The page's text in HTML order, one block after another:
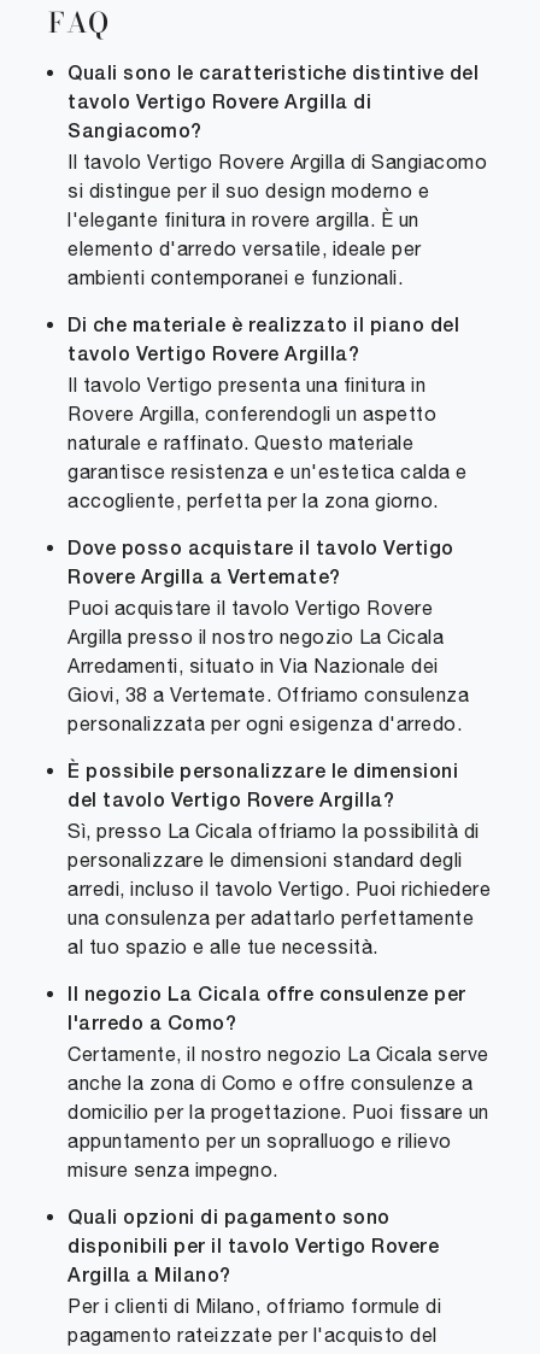
FAQ
Quali sono le caratteristiche distintive del
tavolo Vertigo Rovere Argilla di
Sangiacomo?
Il tavolo Vertigo Rovere Argilla di Sangiacomo
si distingue per il suo design moderno e
l'elegante finitura in rovere argilla. È un
elemento d'arredo versatile, ideale per
ambienti contemporanei e funzionali.
Di che materiale è realizzato il piano del
tavolo Vertigo Rovere Argilla?
Il tavolo Vertigo presenta una finitura in
Rovere Argilla, conferendogli un aspetto
naturale e raffinato. Questo materiale
garantisce resistenza e un'estetica calda e
accogliente, perfetta per la zona giorno.
Dove posso acquistare il tavolo Vertigo
Rovere Argilla a Vertemate?
Puoi acquistare il tavolo Vertigo Rovere
Argilla presso il nostro negozio La Cicala
Arredamenti, situato in Via Nazionale dei
Giovi, 38 a Vertemate. Offriamo consulenza
personalizzata per ogni esigenza d'arredo.
È possibile personalizzare le dimensioni
del tavolo Vertigo Rovere Argilla?
Sì, presso La Cicala offriamo la possibilità di
personalizzare le dimensioni standard degli
arredi, incluso il tavolo Vertigo. Puoi richiedere
una consulenza per adattarlo perfettamente
al tuo spazio e alle tue necessità.
Il negozio La Cicala offre consulenze per
l'arredo a Como?
Certamente, il nostro negozio La Cicala serve
anche la zona di Como e offre consulenze a
domicilio per la progettazione. Puoi fissare un
appuntamento per un sopralluogo e rilievo
misure senza impegno.
Quali opzioni di pagamento sono
disponibili per il tavolo Vertigo Rovere
Argilla a Milano?
Per i clienti di Milano, offriamo formule di
pagamento rateizzate per l'acquisto del